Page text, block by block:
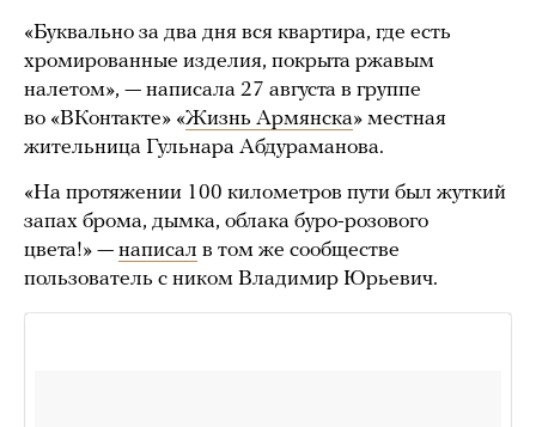
«Буквально за два дня вся квартира, где есть
хромированные изделия, покрыта ржавым
налетом», — написала 27 августа в группе
во «ВКонтакте» «Жизнь Армянска» местная
жительница Гульнара Абдураманова.
«На протяжении 100 километров пути был жуткий
запах брома, дымка, облака буро-розового
цвета!» — написал в том же сообществе
пользователь с ником Владимир Юрьевич.